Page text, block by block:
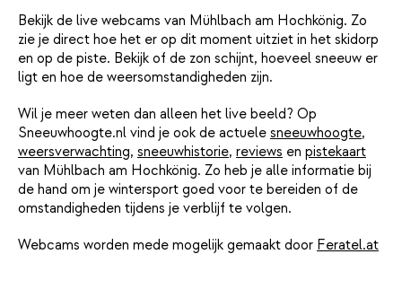
Bekijk de live webcams van Mühlbach am Hochkönig. Zo
zie je direct hoe het er op dit moment uitziet in het skidorp
en op de piste. Bekijk of de zon schijnt, hoeveel sneeuw er
ligt en hoe de weersomstandigheden zijn.
Wil je meer weten dan alleen het live beeld? Op
Sneeuwhoogte.nl vind je ook de actuele sneeuwhoogte,
weersverwachting, sneeuwhistorie, reviews en pistekaart
van Mühlbach am Hochkönig. Zo heb je alle informatie bij
de hand om je wintersport goed voor te bereiden of de
omstandigheden tijdens je verblijf te volgen.
Webcams worden mede mogelijk gemaakt door Feratel.at